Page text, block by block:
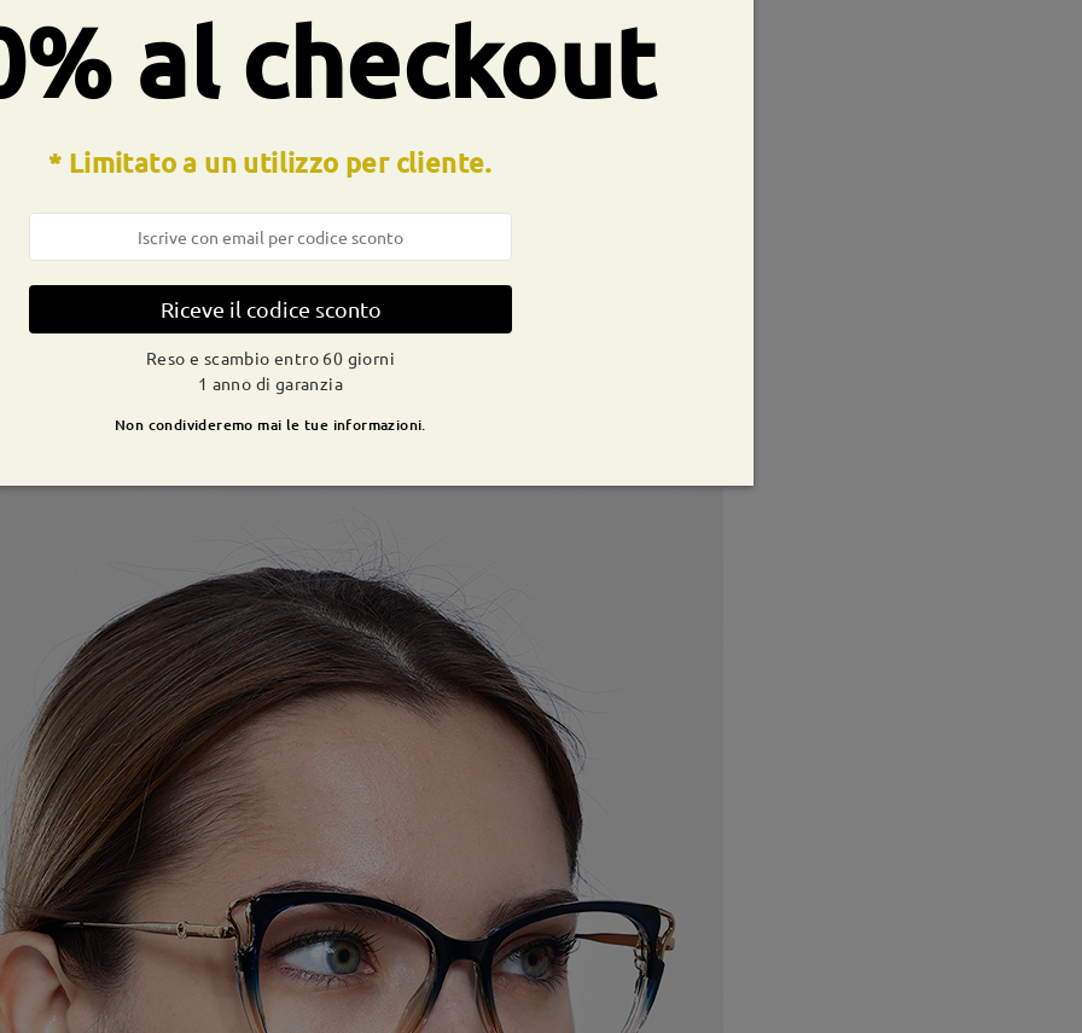
al checkout
* Limitato a un utilizzo per cliente.
Riceve il codice sconto
Reso e scambio entro 60 giorni
1 anno di garanzia
Non condivideremo mai le tue informazioni.